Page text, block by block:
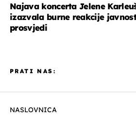
Najava koncerta Jelene
izazvala burne reakcije
prosvjedi
NASLOVNICA
PRATI NAS: